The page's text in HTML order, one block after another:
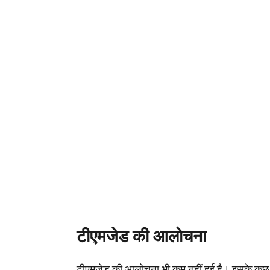
टीएमजेड की आलोचना